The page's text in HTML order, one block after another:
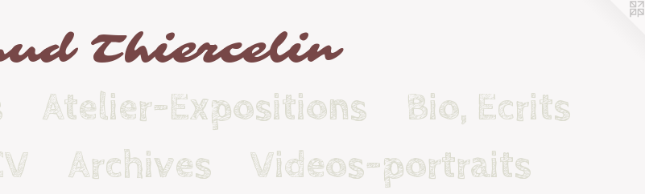
Thiercelin
Atelier-Expositions
Bio, Ecrits
Archives Videos-portraits